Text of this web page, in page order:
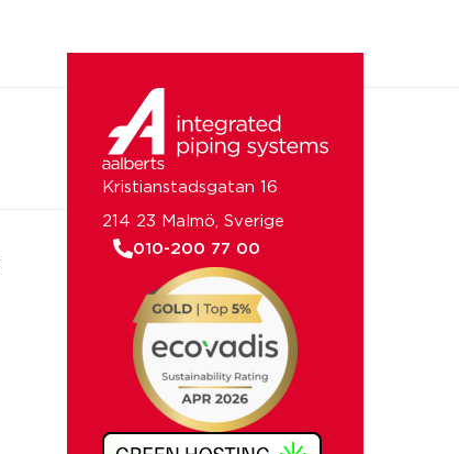
Kristianstadsgatan 16
214 23 Malmö, Sverige
010-200 77 00